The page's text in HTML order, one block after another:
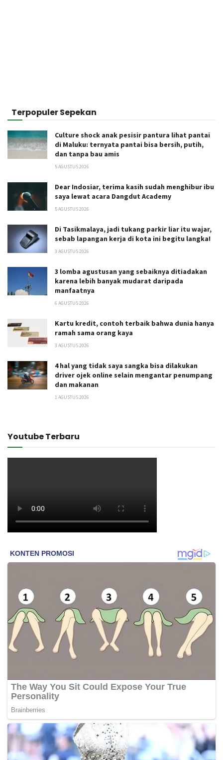
Terpopuler Sepekan
Culture shock anak pesisir pantura lihat pantai
di Maluku: ternyata pantai bisa bersih, putih,
dan tanpa bau amis
5 AGUSTUS 2026
Dear Indosiar, terima kasih sudah menghibur ibu
saya lewat acara Dangdut Academy
5 AGUSTUS 2026
Di Tasikmalaya, jadi tukang parkir liar itu wajar,
sebab lapangan kerja di kota ini begitu langka!
3 AGUSTUS 2026
3 lomba agustusan yang sebaiknya ditiadakan
karena lebih banyak mudarat daripada
manfaatnya
6 AGUSTUS 2026
Kartu kredit, contoh terbaik bahwa dunia hanya
ramah sama orang kaya
3 AGUSTUS 2026
4 hal yang tidak saya sangka bisa dilakukan
driver ojek online selain mengantar penumpang
dan makanan
1 AGUSTUS 2026
Youtube Terbaru